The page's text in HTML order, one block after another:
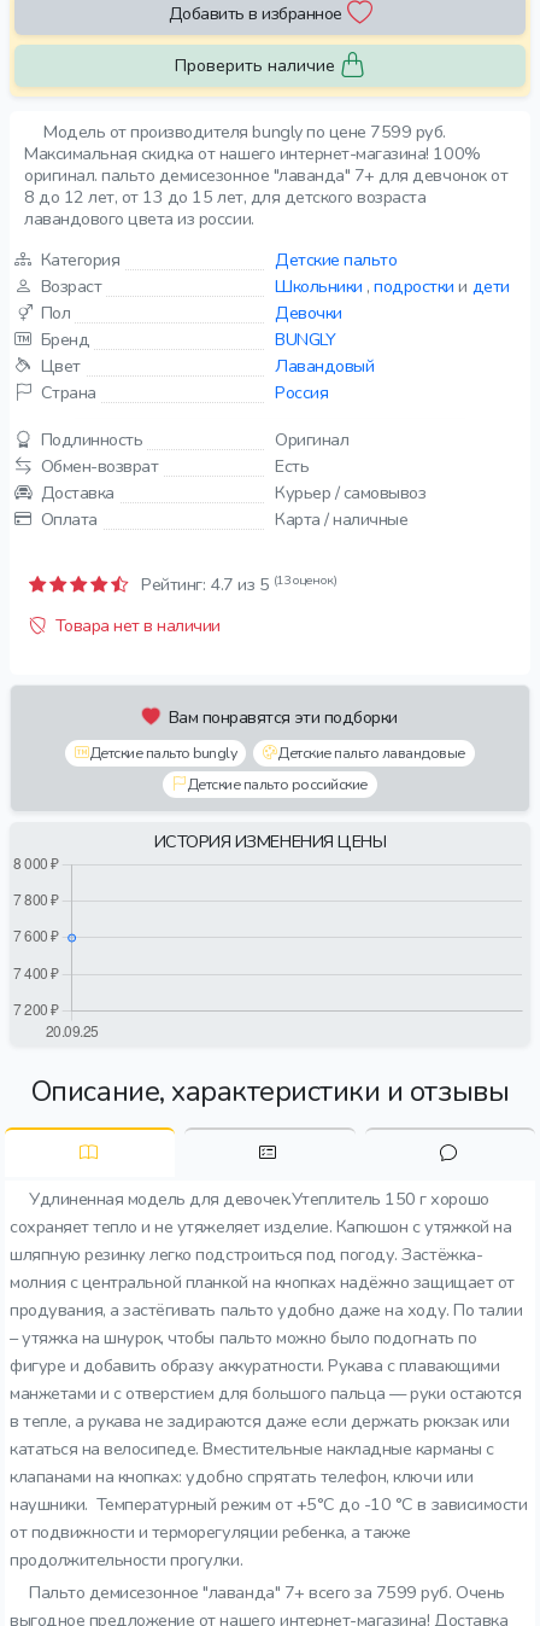
Модель от производителя bungly по цене 7599 руб.
Максимальная скидка от нашего интернет-магазина! 100%
оригинал. пальто демисезонное "лаванда" 7+ для девчонок от
8 до 12 лет, от 13 до 15 лет, для детского возраста
лавандового цвета из россии.
Категория
Детские пальто
Возраст
Школьники ,подростки и дети
Пол
Девочки
Бренд
BUNGLY
Цвет
Лавандовый
Страна
Россия
Подлинность
Оригинал
Обмен-возврат
Есть
Доставка
Курьер / самовывоз
Оплата
Карта / наличные
Рейтинг: 4.7 из 5 (13 оценок)
Товара нет в наличии
Вам понравятся эти подборки
Детские пальто bungly
Детские пальто лавандовые
Детские пальто российские
ИСТОРИЯ ИЗМЕНЕНИЯ ЦЕНЫ
Добавить в избранное
Проверить наличие
Описание, характеристики и отзывы
Удлиненная модель для девочек.Утеплитель 150 г хорошо
сохраняет тепло и не утяжеляет изделие. Капюшон с утяжкой на
шляпную резинку легко подстроиться под погоду. Застёжка-
молния с центральной планкой на кнопках надёжно защищает от
продувания, а застёгивать пальто удобно даже на ходу. По талии
– утяжка на шнурок, чтобы пальто можно было подогнать по
фигуре и добавить образу аккуратности. Рукава с плавающими
манжетами и с отверстием для большого пальца — руки остаются
в тепле, а рукава не задираются даже если держать рюкзак или
кататься на велосипеде. Вместительные накладные карманы с
клапанами на кнопках: удобно спрятать телефон, ключи или
наушники. Температурный режим от +5°C до -10 °C в зависимости
от подвижности и терморегуляции ребенка, а также
продолжительности прогулки.
Пальто демисезонное "лаванда" 7+ всего за 7599 руб. Очень
выгодное предложение от нашего интернет-магазина! Доставка